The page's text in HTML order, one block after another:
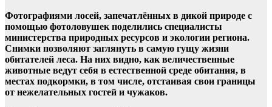
Фотографиями лосей, запечатлённых в дикой природе с
помощью фотоловушек поделились специалисты
министерства природных ресурсов и экологии региона.
Снимки позволяют заглянуть в самую гущу жизни
обитателей леса. На них видно, как величественные
животные ведут себя в естественной среде обитания, в
местах подкормки, в том числе, отстаивая свои границы
от нежелательных гостей и чужаков.